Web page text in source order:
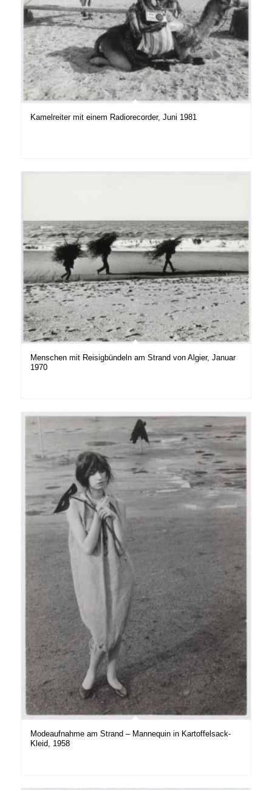
Kamelreiter mit einem Radiorecorder, Juni 1981
Menschen mit Reisigbündeln am Strand von Algier, Januar
1970
Modeaufnahme am Strand – Mannequin in Kartoffelsack-
Kleid, 1958